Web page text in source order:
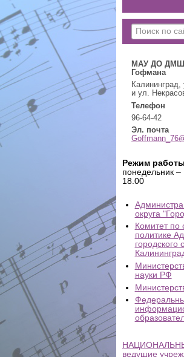
МАУ ДО ДМШ
Гофмана
и ул.
Телефон
96-64-42
Эл. почта
Режим
понедельник
18.00
округа
Комитет по
политике
городского
науки РФ
ведущие